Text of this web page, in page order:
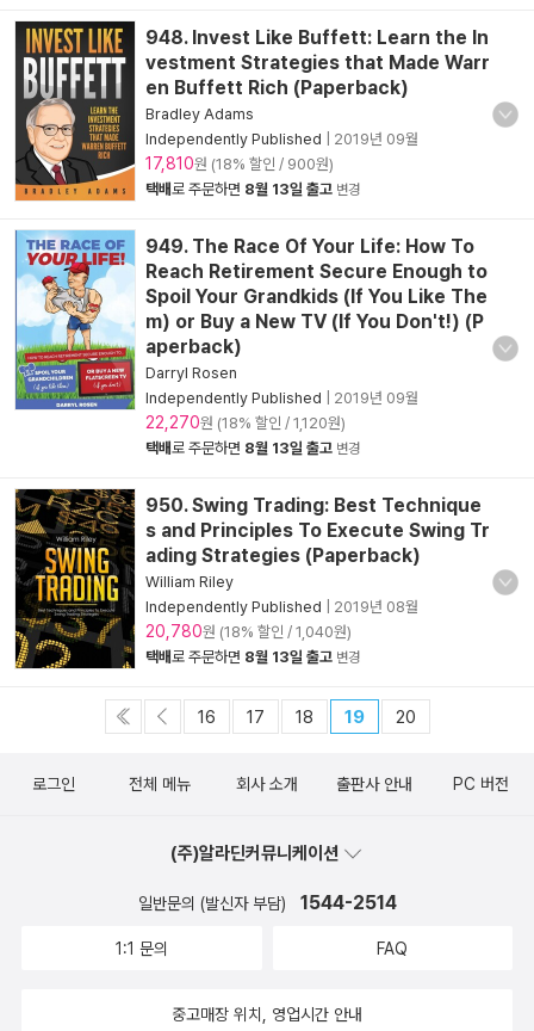
948. Invest Like Buffett: Learn the In
vestment Strategies that Made Warr
en Buffett Rich (Paperback)
Bradley Adams
Independently Published
2019년 09월
17,810원 (18% 할인 / 900원)
택배로 주문하면 8월 13일 출고 변경
949. The Race Of Your Life: How To
Reach Retirement Secure Enough to
Spoil Your Grandkids (If You Like The
m) or Buy a New TV (If You Don't!) (P
aperback)
Darryl Rosen
Independently Published
2019년 09월
22,270원 (18% 할인 / 1,120원)
택배로 주문하면 8월 13일 출고 변경
950. Swing Trading: Best Technique
s and Principles To Execute Swing Tr
ading Strategies (Paperback)
William Riley
Independently Published
2019년 08월
20,780원 (18% 할인 / 1,040원)
택배로 주문하면 8월 13일 출고 변경
16 17 18 19 20
로그인 전체 메뉴 회사 소개 출판사 안내 PC 버전
(주)알라딘커뮤니케이션
일반문의 (발신자 부담) 1544-2514
1:1 문의 FAQ
중고매장 위치, 영업시간 안내